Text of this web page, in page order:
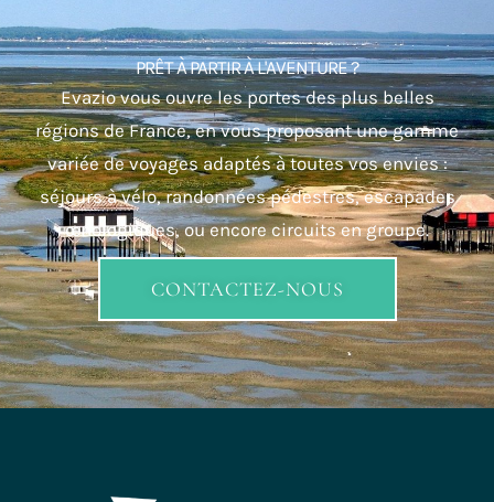
PRÊT À PARTIR À L'AVENTURE ?
Evazio vous ouvre les portes des plus belles
régions de France, en vous proposant une gamme
variée de voyages adaptés à toutes vos envies :
séjours à vélo, randonnées pédestres, escapades
œnologiques, ou encore circuits en groupe.
CONTACTEZ-NOUS